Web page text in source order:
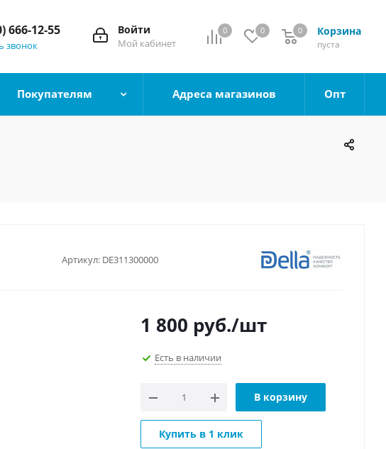
0 0 Корзина
0
пуста
0
Войти
Мой кабинет
666-12-55
звонок
Покупателям Адреса магазинов Опт
Артикул: DE311300000
1 800 руб./шт
Есть в наличии
В корзину
Купить в 1 клик